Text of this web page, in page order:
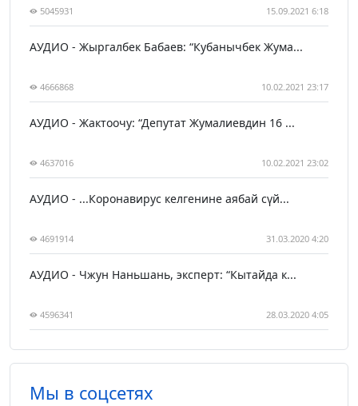
5045931 15.09.2021 6:18
АУДИО - Жыргалбек Бабаев: “Кубанычбек Жума...
4666868 10.02.2021 23:17
АУДИО - Жактоочу: “Депутат Жумалиевдин 16 ...
4637016 10.02.2021 23:02
АУДИО - ...Коронавирус келгенине аябай сүй...
4691914 31.03.2020 4:20
АУДИО - Чжун Наньшань, эксперт: “Кытайда к...
4596341 28.03.2020 4:05
Мы в соцсетях